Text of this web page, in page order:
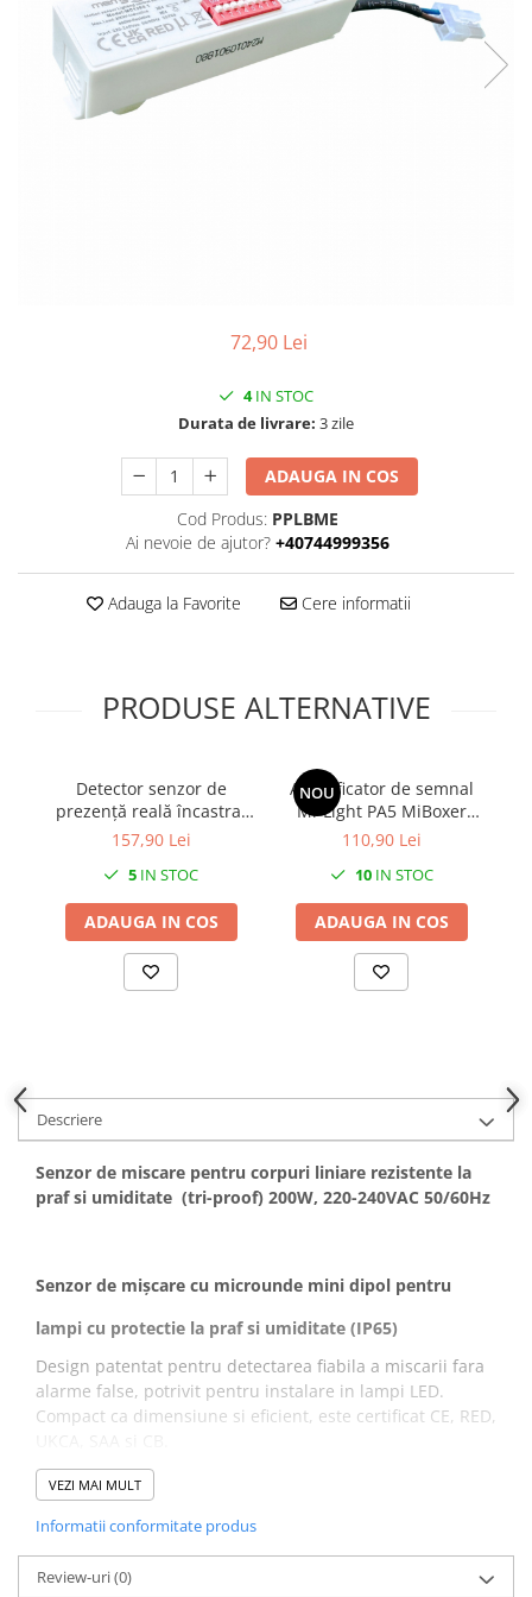
72,90 Lei
4IN STOC
Durata de livrare: 3 zile
ADAUGA IN COS
Cod Produs: PPLBME
Ai nevoie de ajutor? +40744999356
Adauga la Favorite Cere informatii
PRODUSE ALTERNATIVE
Detector senzor de
prezență reală încastrat
360° 110-240V AC,
24GHz 1200W ohmic
reglabil IP54
157,90 Lei
5 IN STOC
ADAUGA IN COS
NOU
Amplificator de semnal
Mi-Light PA5 MiBoxer
pentru iluminare LED de
canale Group Control
110,90 Lei
10IN STOC
ADAUGA IN COS
Descriere
Senzor de miscare pentru corpuri liniare rezistente la
praf si umiditate (tri-proof) 200W, 220-240VAC 50/60Hz
Senzor de mișcare cu microunde mini dipol pentru
lampi cu protectie la praf si umiditate (IP65)
Design patentat pentru detectarea fiabila a miscarii fara
alarme false, potrivit pentru instalare in lampi LED.
Compact ca dimensiune si eficient, este certificat CE, RED,
Caracteristicile produsului
Mini antenă cu microunde dipol patentată pentru
lampă industriala de tavan.
luminii.
VEZI MAI MULT
Informatii conformitate produs
Review-uri(0)